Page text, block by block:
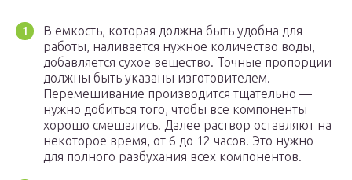
В емкость, которая должна быть удобна для
работы, наливается нужное количество воды,
добавляется сухое вещество. Точные пропорции
должны быть указаны изготовителем.
Перемешивание производится тщательно —
нужно добиться того, чтобы все компоненты
хорошо смешались. Далее раствор оставляют на
некоторое время, от 6 до 12 часов. Это нужно
для полного разбухания всех компонентов.